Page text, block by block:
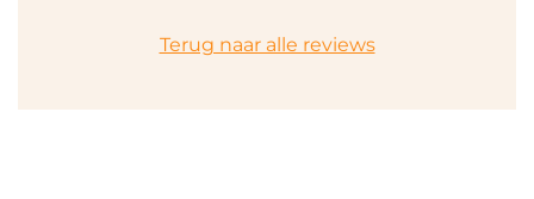
Terug naar alle reviews